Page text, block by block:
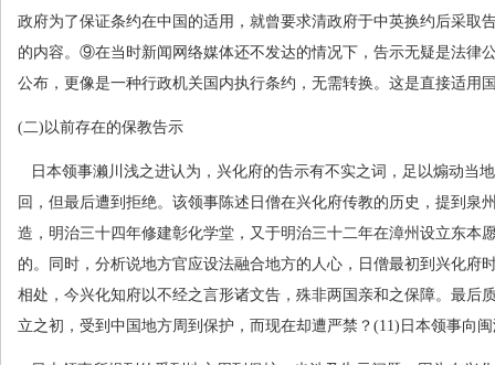
政府为了保证条约在中国的适用，就曾要求清政府于中英换约后采取
的内容。⑨在当时新闻网络媒体还不发达的情况下，告示无疑是法律
公布，更像是一种行政机关国内执行条约，无需转换。这是直接适用
(二) 以前存在的保教告示
日本领事濑川浅之进认为，兴化府的告示有不实之词，足以煽动当
回，但最后遭到拒绝。该领事陈述日僧在兴化府传教的历史，提到泉
造，明治三十四年修建彰化学堂，又于明治三十二年在漳州设立东本
的。同时，分析说地方官应设法融合地方的人心，日僧最初到兴化府
相处，今兴化知府以不经之言形诸文告，殊非两国亲和之保障。最后
立之初，受到中国地方周到保护，而现在却遭严禁？ (11) 日本领事向